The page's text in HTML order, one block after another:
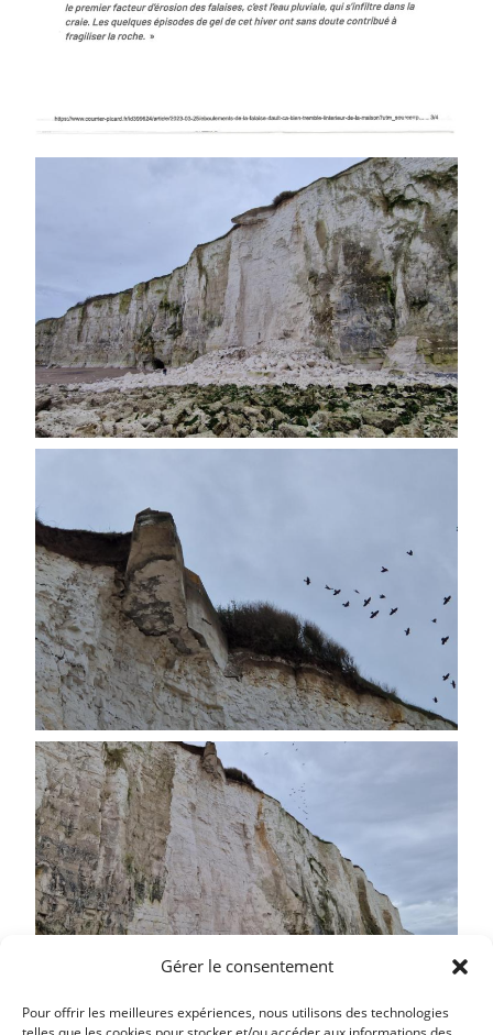
Gérer le consentement
Pour offrir les meilleures expériences, nous utilisons des technologies